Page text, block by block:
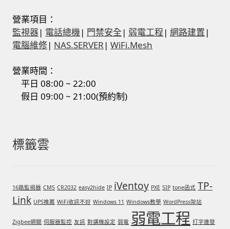
營業項目：
監視器| 電話總機| 門禁安全 | 弱電工程 |網路建置 |
電腦維修| NAS.SERVER |WiFi.Mesh
營業時間：
平日 08:00 ~ 22:00
假日 09:00 ~ 21:00(預約制)
標籤雲
16路監視器 CMS CR2032 easy2hide IP iVentoy PXE SIP tone函式 TP-
Link UPS推薦 WiFi收訊不好 Windows 11 Windows教學 WordPress架站
Zigbee網關 伺服器監控 友訊 對講機設定 弱電 弱電工程 打字連發